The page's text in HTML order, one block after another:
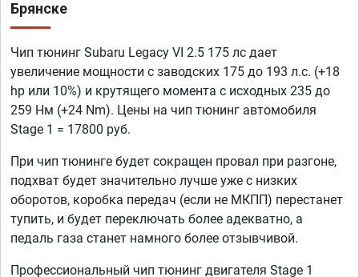
Брянске
Чип тюнинг Subaru Legacy VI 2.5 175 лс дает
увеличение мощности с заводских 175 до 193 л.с. (+18
hp или 10%) и крутящего момента с исходных 235 до
259 Нм (+24 Nm). Цены на чип тюнинг автомобиля
Stage 1 = 17800 руб.
При чип тюнинге будет сокращен провал при разгоне,
подхват будет значительно лучше уже с низких
оборотов, коробка передач (если не МКПП) перестанет
тупить, и будет переключать более адекватно, а
педаль газа станет намного более отзывчивой.
Профессиональный чип тюнинг двигателя Stage 1